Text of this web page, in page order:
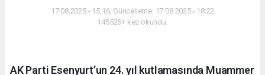
17.08.2025 - 15:16, Güncelleme: 17.08.2025 - 18:22
145525+ kez okundu.
AK Parti Esenyurt’un 24. yıl kutlamasında Muammer